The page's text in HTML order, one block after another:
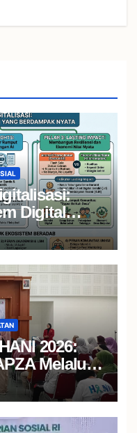
Digital
Nyata
2026:
Melalui
Layanan
Masyarakat